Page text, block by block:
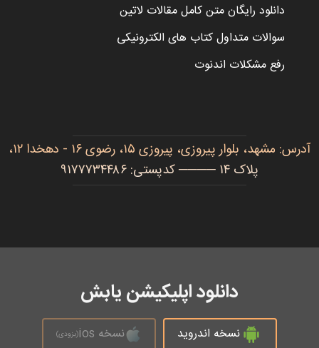
دانلود رایگان متن کامل مقالات لاتین
سوالات متداول کتاب های الکترونیکی
رفع مشکلات اندنوت
آدرس: مشهد، بلوار پیروزی، پیروزی ۱۵، رضوی ۱۶ - دهخدا ۱۲،
پلاک ۱۴ ──── کدپستی: ۹۱۷۷۷۳۴۴۸۶
دانلود اپلیکیشن یابش
نسخه اندروید نسخه ios (بزودی)